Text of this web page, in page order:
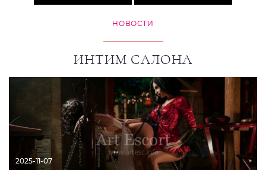
НОВОСТИ
ИНТИМ САЛОНА
2025-11-07